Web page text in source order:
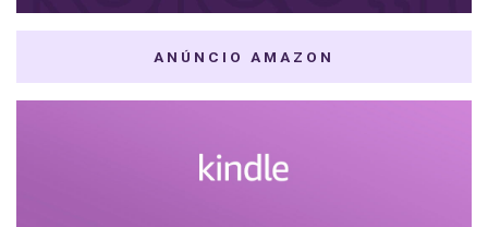
ANÚNCIO AMAZON